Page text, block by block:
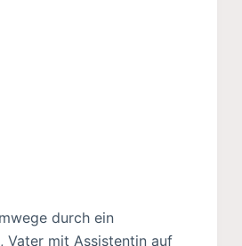
durch ein
Vater mit Assistentin auf